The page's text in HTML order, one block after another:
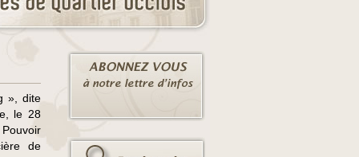
», dite
le 28
de